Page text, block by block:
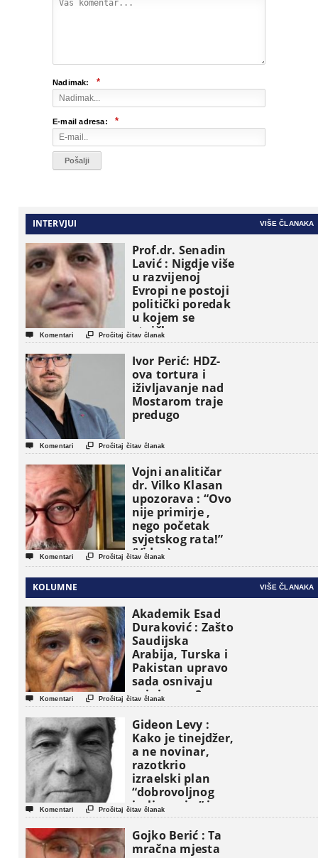
Nadimak: *
E-mail adresa: *
INTERVJUI VIŠE ČLANAKA
Prof.dr. Senadin
Lavić : Nigdje više
u razvijenoj
Evropi ne postoji
politički poredak
u kojem se
etničke grupe
pojavljuju kao
osnovne
političke jedinice
 Komentari  Pročitaj čitav članak
Ivor Perić: HDZ-
ova tortura i
iživljavanje nad
Mostarom traje
predugo
 Komentari  Pročitaj čitav članak
Vojni analitičar
dr. Vilko Klasan
upozorava : “Ovo
nije primirje ,
nego početak
svjetskog rata!”
(Video)
 Komentari  Pročitaj čitav članak
KOLUMNE VIŠE ČLANAKA
Akademik Esad
Duraković : Zašto
Saudijska
Arabija, Turska i
Pakistan upravo
sada osnivaju
vojni savez?
 Komentari  Pročitaj čitav članak
Gideon Levy :
Kako je tinejdžer,
a ne novinar,
razotkrio
izraelski plan
“dobrovoljnog
iseljavanja ” iz
Gaze
 Komentari  Pročitaj čitav članak
Gojko Berić : Ta
mračna mjesta